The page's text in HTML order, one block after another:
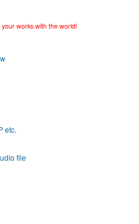
works with the world!
etc.
file